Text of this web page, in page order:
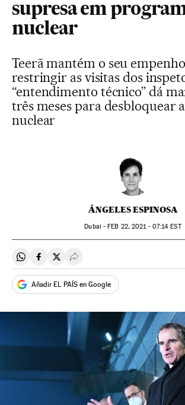
supresa em
nuclear
Teerã mantém o seu
restringir as visitas dos
“entendimento técnico” dá
três meses para desbloquear
nuclear
ÁNGELES ESPINOSA
Dubai -FEB 22, 2021 - 07:14 EST
Compartir en Whatsapp
Compartir en Facebook
Compartir en Twitter
Desplegar Redes Sociales
Añadir EL PAÍS en Google